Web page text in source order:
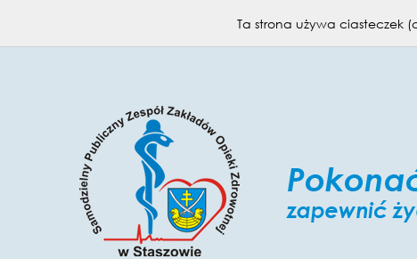
Ta strona używa ciasteczek